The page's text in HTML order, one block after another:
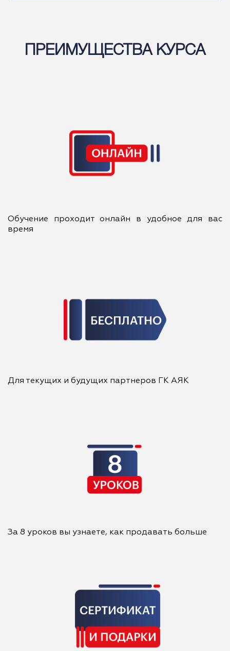
ПРЕИМУЩЕСТВА КУРСА
Обучение проходит онлайн в удобное для вас
время
Для текущих и будущих партнеров ГК АЯК
За 8 уроков вы узнаете, как продавать больше